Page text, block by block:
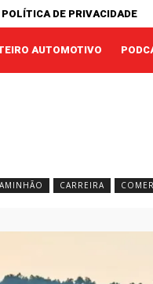
POLÍTICA DE PRIVACIDADE
AUTOMOTIVO
CARREIRA